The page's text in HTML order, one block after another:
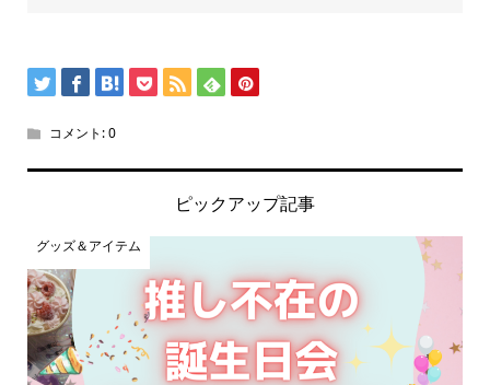
コメント:0
ピックアップ記事
グッズ＆アイテム